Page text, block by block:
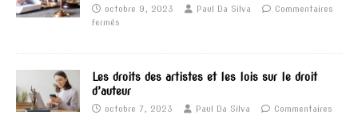
octobre 9, 2023 Paul Da Silva
Commentaires
fermés
Les droits des artistes et les lois sur le droit
d’auteur
octobre 7, 2023 Paul Da Silva
Commentaires